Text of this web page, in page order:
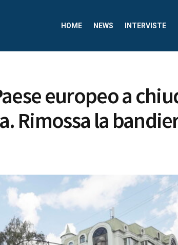
HOME NEWS INTERVISTE
europeo a
Rimossa la